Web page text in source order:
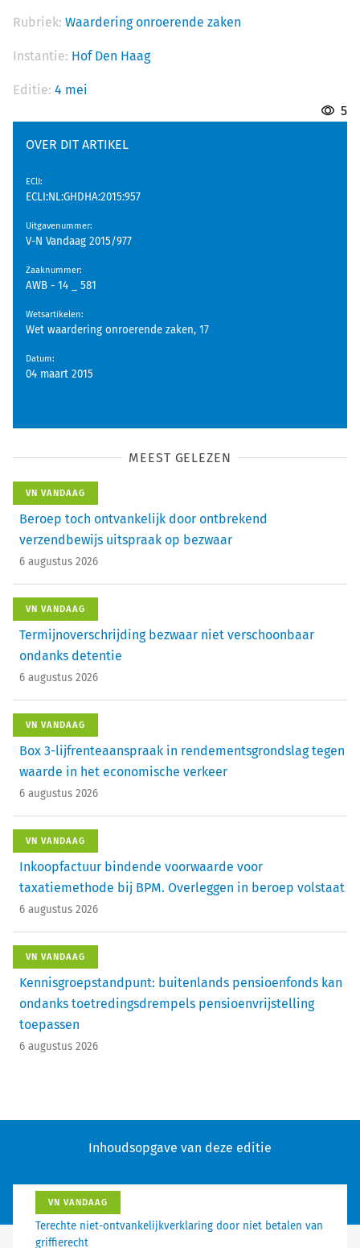
Rubriek: Waardering onroerende zaken
Instantie: Hof Den Haag
Editie: 4 mei
5
OVER DIT ARTIKEL
EClI:
ECLI:NL:GHDHA:2015:957
Uitgavenummer:
V-N Vandaag 2015/977
Zaaknummer:
AWB - 14 _ 581
Wetsartikelen:
Wet waardering onroerende zaken, 17
Datum:
04 maart 2015
MEEST GELEZEN
VN VANDAAG
Beroep toch ontvankelijk door ontbrekend
verzendbewijs uitspraak op bezwaar
6 augustus 2026
VN VANDAAG
Termijnoverschrijding bezwaar niet verschoonbaar
ondanks detentie
6 augustus 2026
VN VANDAAG
Box 3-lijfrenteaanspraak in rendementsgrondslag tegen
waarde in het economische verkeer
6 augustus 2026
VN VANDAAG
Inkoopfactuur bindende voorwaarde voor
taxatiemethode bij BPM. Overleggen in beroep volstaat
6 augustus 2026
VN VANDAAG
Kennisgroepstandpunt: buitenlands pensioenfonds kan
ondanks toetredingsdrempels pensioenvrijstelling
toepassen
6 augustus 2026
Inhoudsopgave van deze editie
VN VANDAAG
Terechte niet-ontvankelijkverklaring door niet betalen van
griffierecht